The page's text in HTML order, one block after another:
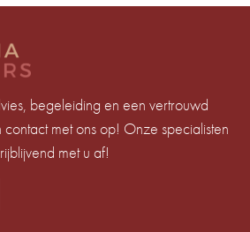
begeleiding en een vertrouwd
met ons op! Onze specialisten
met u af!